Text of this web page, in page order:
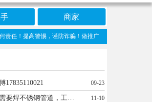
商家
！提高警惕，谨防诈骗！做推广、做信息置顶！请加太
17835110021 09-23
找个专业氩弧焊的师傅，需要焊不锈钢管道，工具我都有，联系电话13934526280 11-10